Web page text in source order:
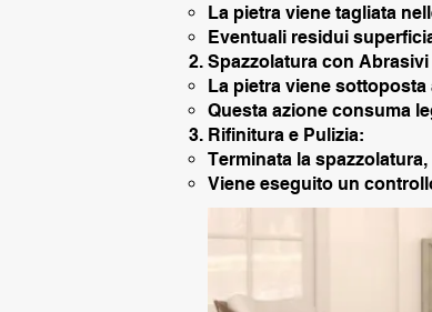
La pietra viene tagliata
Eventuali residui
Spazzolatura con
La pietra viene
Questa azione consuma
Rifinitura e Pulizia:
Terminata la
Viene eseguito un